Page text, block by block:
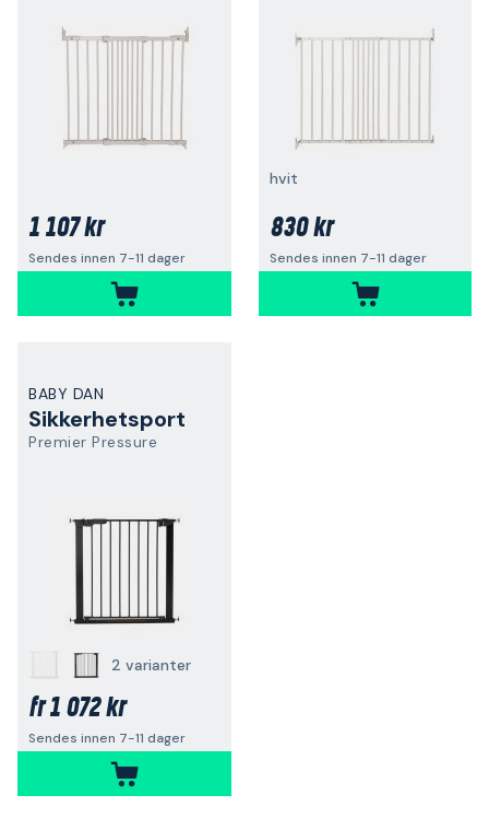
1 107 kr
Sendes innen 7-11 dager
hvit
830 kr
Sendes innen 7-11 dager
BABY DAN
Sikkerhetsport
Premier Pressure
2 varianter
fr1 072 kr
Sendes innen 7-11 dager